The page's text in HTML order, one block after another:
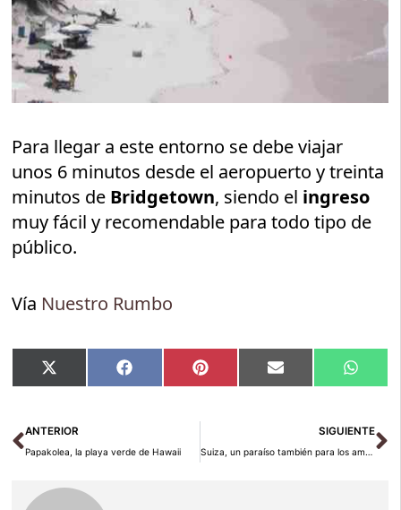
Para llegar a este entorno se debe viajar
unos 6 minutos desde el aeropuerto y treinta
minutos de Bridgetown, siendo el ingreso
muy fácil y recomendable para todo tipo de
público.
Vía Nuestro Rumbo
Compartir
en
X
(Twitter)
Compartir
en
Facebook Compartir
en
Pinterest Compartir
en
Email
en
Ant
ANTERIOR
Papakolea, la playa verde de Hawaii
SIGUIENTE
Suiza, un paraíso también para los amantes del deporte